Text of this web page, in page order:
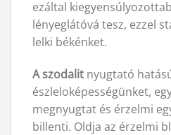
ezáltal
lényeglátóvá tesz, ezzel
lelki békénket.
A szodalit nyugtató
észleloképességünket,
megnyugtat és érzelmi
billenti. Oldja az érzelmi